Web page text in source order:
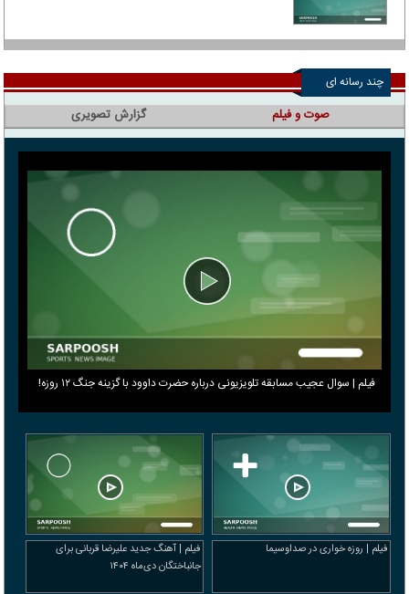
چند رسانه ای
صوت و فیلم
فیلم | سوال عجیب مسابقه تلویزیونی درباره حضرت داوود با گزینه جنگ ۱۲ روزه!
فیلم | روزه خواری در صداوسیما
فیلم | آهنگ جدید علیرضا قربانی برای
جانباختگان دی‌ماه ۱۴۰۴
گزارش تصویری